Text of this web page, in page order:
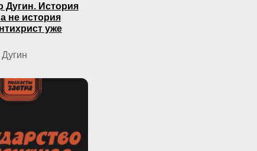
Дугин. История
не история
уже